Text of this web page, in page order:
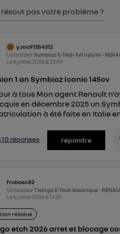
résout pas votre problème ?
y.ma91354312
UtilisateurSymbioz E-Tech full hybrid -
Le6 juillet 2026à 22:54
1 an Symbioz Iconic 145cv
à tous Mon agent Renault
en décembre 2025 un
à été faite en Italie
10 réponses répondre
frobosc82
UtilisateurTwingo E-Tech électrique -
Le6 juillet 2026à13:26
résolue
etch 2026 arret et blocage
pouvez à tout moment retirer ce
") ou via la page «